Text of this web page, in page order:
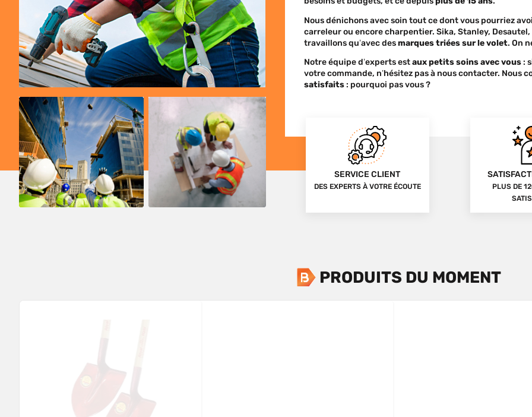
Nous dénichons avec soin tout ce dont vous pourriez
carreleur ou encore charpentier. Sika, Stanley,
travaillons qu’avec desmarques triées sur le volet. On
Notre équipe d’experts estaux petits soins avec vous:
votre commande, n’hésitez pas à nous contacter. Nous
satisfaits: pourquoi pas vous ?
SERVICE CLIENT
DES EXPERTS À VOTRE ÉCOUTE
PLUS DE
PRODUITS DU MOMENT